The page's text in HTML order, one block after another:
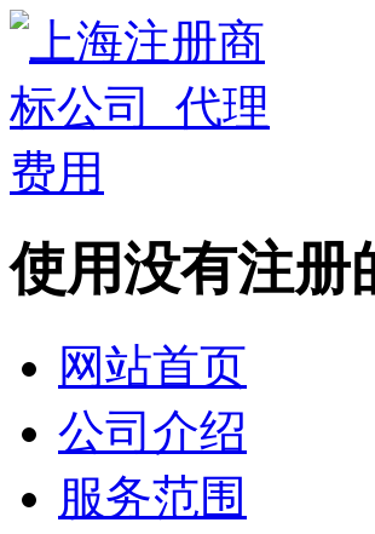
使用没有注册
网站首页
公司介绍
服务范围